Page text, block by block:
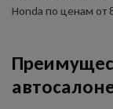
Honda по ценам от